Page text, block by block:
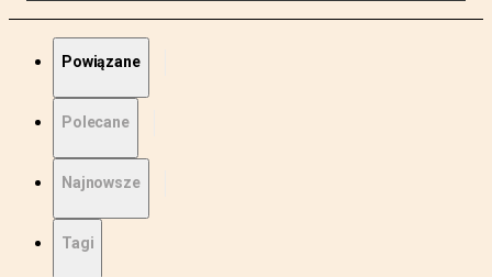
Powiązane
Polecane
Najnowsze
Tagi